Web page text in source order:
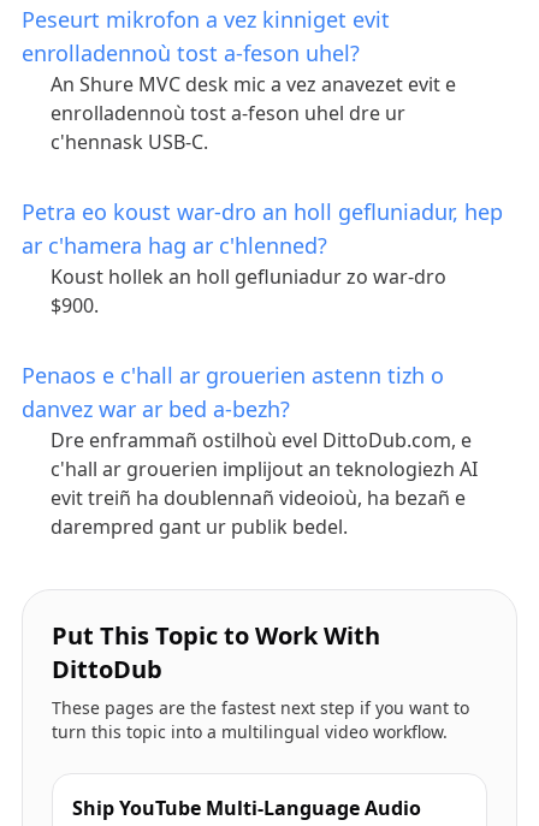
Peseurt mikrofon a vez kinniget evit
enrolladennoù tost a-feson uhel?
An Shure MVC desk mic a vez anavezet evit e
enrolladennoù tost a-feson uhel dre ur
c'hennask USB-C.
Petra eo koust war-dro an holl gefluniadur, hep
ar c'hamera hag ar c'hlenned?
Koust hollek an holl gefluniadur zo war-dro
$900.
Penaos e c'hall ar grouerien astenn tizh o
danvez war ar bed a-bezh?
Dre enframmañ ostilhoù evel DittoDub.com, e
c'hall ar grouerien implijout an teknologiezh AI
evit treiñ ha doublennañ videoioù, ha bezañ e
darempred gant ur publik bedel.
Put This Topic to Work With
DittoDub
These pages are the fastest next step if you want to
turn this topic into a multilingual video workflow.
Ship YouTube Multi-Language Audio